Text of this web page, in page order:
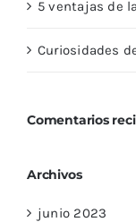
5 ventajas de
Curiosidades
Comentarios
Archivos
junio 2023